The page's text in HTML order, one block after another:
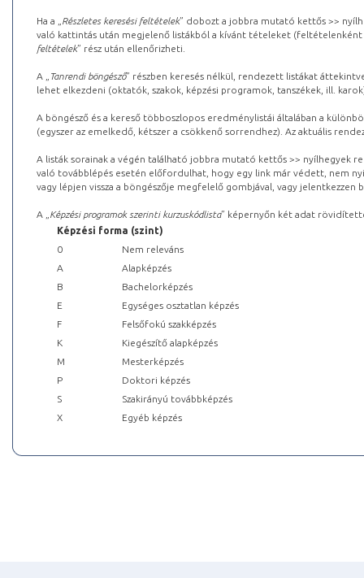
Ha a „ Részletes keresési feltételek” dobozt a jobbra mutató kettős >>
való kattintás után megjelenő listákból a kívánt tételeket (feltételenként
feltételek” rész után ellenőrizheti.
A „ Tanrendi böngésző” részben keresés nélkül, rendezett listákat
lehet elkezdeni (oktatók, szakok, képzési programok, tanszékek, ill.
A böngésző és a kereső többoszlopos eredménylistái általában a
(egyszer az emelkedő, kétszer a csökkenő sorrendhez). Az aktuális
A listák sorainak a végén található jobbra mutató kettős >> nyílhegyek
való továbblépés esetén előfordulhat, hogy egy link már védett, nem
vagy lépjen vissza a böngészője megfelelő gombjával, vagy
A „ Képzési programok szerinti kurzuskódlista” képernyőn két adat
Képzési forma (szint)
0
Nem releváns
A
Alapképzés
B
Bachelorképzés
E
Egységes osztatlan képzés
F
Felsőfokú szakképzés
K
Kiegészítő alapképzés
M
Mesterképzés
P
Doktori képzés
S
Szakirányú továbbképzés
X
Egyéb képzés